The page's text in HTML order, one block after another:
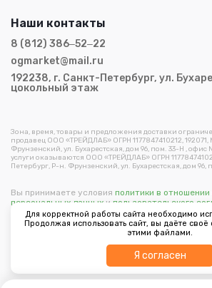
Фильтр
Зона, время, товары и предложения доставки
продавец ООО «ТРЕЙДЛАБ» ОГРН 1177847410212,
Фрунзенский, ул. Бухарестская, дом 96, пом. 33-Н ,
услуги оказываются ООО «ТРЕЙДЛАБ» ОГРН
Петербург, Р-н. Фрунзенский, ул. Бухарестская, дом 96,
Наши контакты
8 (812) 386‒52‒22
ogmarket@mail.ru
192238, г. Санкт-Петербург, ул.
цокольный этаж
Вы принимаете условия политики в
персональных данных и пользовательского
когда оставляете свои данные в любой форме
сайте ogorodmarket.com.
Copyright © 2026 ООО "Трейдлаб"
Для корректной работы сайта необходимо
Продолжая использовать сайт, вы даёте своё
этими файлами.
Я согласен